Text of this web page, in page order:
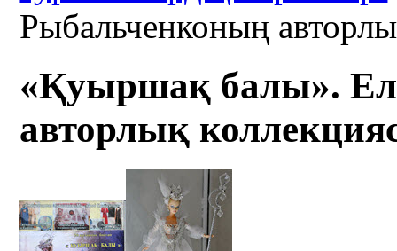
Рыбальченконың
«Қуыршақ балы».
авторлық